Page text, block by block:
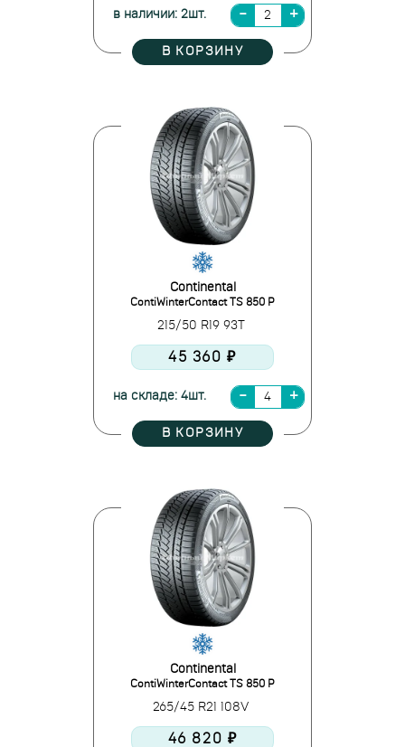
в наличии: 2шт.
В КОРЗИНУ
Continental
ContiWinterContact TS 850 P
215/50 R19 93T
45 360 ₽
на складе: 4шт.
В КОРЗИНУ
Continental
ContiWinterContact TS 850 P
265/45 R21 108V
46 820 ₽